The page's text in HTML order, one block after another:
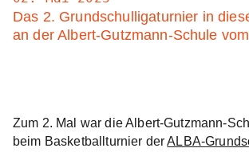
Das 2. Grundschulligaturnier in
an der Albert-Gutzmann-Schule
Zum 2. Mal war die Albert-Gutzmann-
beim Basketballturnier derALBA-